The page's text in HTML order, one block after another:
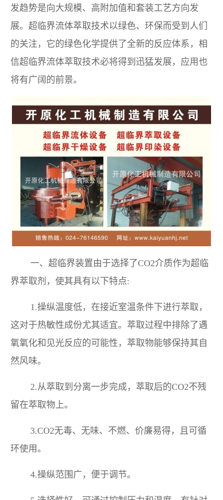
发趋势是向大规模、高附加值和套装工艺方向发
展。超临界流体萃取技术以绿色、环保而受到人们
的关注，它的绿色化学提供了全新的反应体系，相
信超临界流体萃取技术必将得到迅猛发展，应用也
将有广阔的前景。
一、超临界装置由于选择了CO2介质作为超临
界萃取剂，使其具有以下特点:
1.操纵温度低，在接近室温条件下进行萃取，
这对于热敏性成份尤其适宜。萃取过程中排除了遇
氧氧化和见光反应的可能性，萃取物能够保持其自
然风味。
2.从萃取到分离一步完成，萃取后的CO2不残
留在萃取物上。
3.CO2无毒、无味、不燃、价廉易得，且可循
环使用。
4.操纵范围广，便于调节。